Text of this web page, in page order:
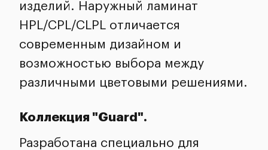
изделий. Наружный ламинат
HPL/CPL/CLPL отличается
современным дизайном и
возможностью выбора между
различными цветовыми решениями.
Коллекция "Guard".
Разработана специально для